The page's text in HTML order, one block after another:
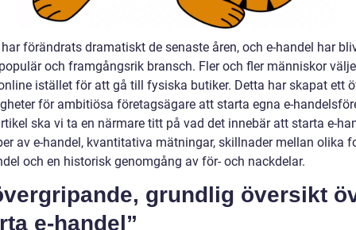
förändrats dramatiskt de senaste åren, och e-handel har
och framgångsrik bransch. Fler och fler människor
istället för att gå till fysiska butiker. Detta har skapat ett
för ambitiösa företagsägare att starta egna e-
ska vi ta en närmare titt på vad det innebär att starta e-
av e-handel, kvantitativa mätningar, skillnader mellan olika
och en historisk genomgång av för- och nackdelar.
grundlig översikt
e-handel”